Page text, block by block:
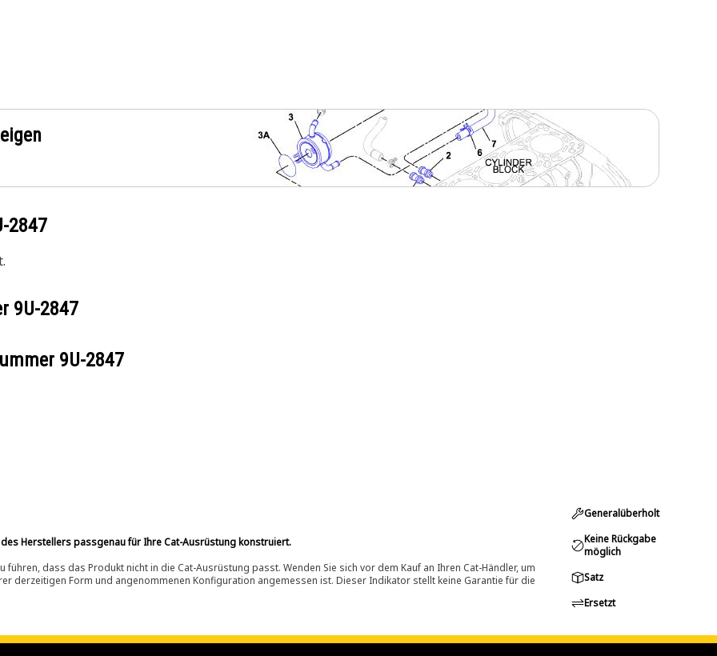
2847
9U-2847
9U-2847
Herstellers passgenau für Ihre Cat-Ausrüstung konstruiert.
dass das Produkt nicht in die Cat-Ausrüstung passt. Wenden Sie sich vor dem Kauf an Ihren Cat-Händler, um
derzeitigen Form und angenommenen Konfiguration angemessen ist. Dieser Indikator stellt keine Garantie für die
Generalüberholt
Keine Rückgabe
möglich
Satz
Ersetzt